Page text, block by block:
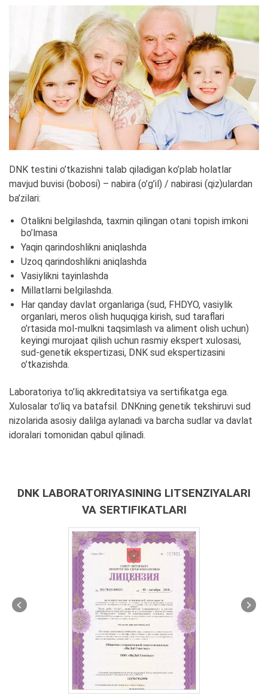
DNK testini o’tkazishni talab qiladigan ko’plab holatlar
mavjud buvisi (bobosi) – nabira (o’g’il) / nabirasi (qiz)ulardan
ba’zilari:
Otalikni belgilashda, taxmin qilingan otani topish imkoni
bo’lmasa
Yaqin qarindoshlikni aniqlashda
Uzoq qarindoshlikni aniqlashda
Vasiylikni tayinlashda
Millatlarni belgilashda.
Har qanday davlat organlariga (sud, FHDYO, vasiylik
organlari, meros olish huquqiga kirish, sud taraflari
o’rtasida mol-mulkni taqsimlash va aliment olish uchun)
keyingi murojaat qilish uchun rasmiy ekspert xulosasi,
sud-genetik ekspertizasi, DNK sud ekspertizasini
o’tkazishda.
Laboratoriya to’liq akkreditatsiya va sertifikatga ega.
Xulosalar to’liq va batafsil. DNKning genetik tekshiruvi sud
nizolarida asosiy dalilga aylanadi va barcha sudlar va davlat
idoralari tomonidan qabul qilinadi.
DNK LABORATORIYASINING LITSENZIYALARI
VA SERTIFIKATLARI